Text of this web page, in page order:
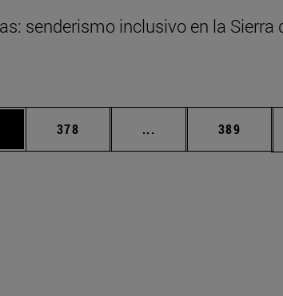
senderismo inclusivo en la Sierra
desplazarse.
Página
378 ... Páginas intermedias
Página
389